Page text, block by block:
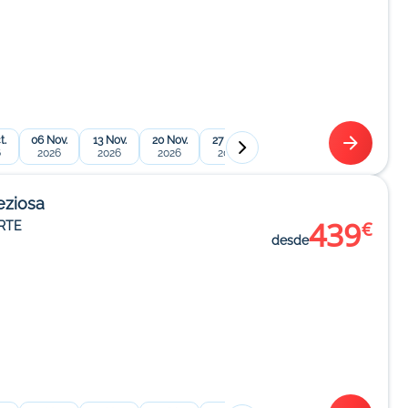
06 Nov.
2026
13 Nov.
2026
20 Nov.
2026
27 Nov.
2026
01 Ene.
2027
desde439€